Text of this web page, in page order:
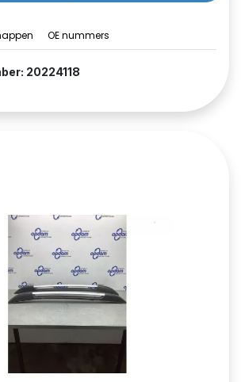
OE nummers
20224118